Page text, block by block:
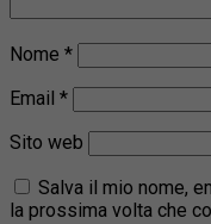
Nome *
Email *
Sito web
Salva il mio nome,
la prossima volta che